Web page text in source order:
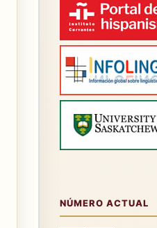
NÚMERO ACTUAL